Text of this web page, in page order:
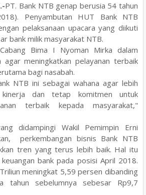
PT. Bank NTB genap berusia 54 tahun
Penyambutan HUT Bank NTB
pelaksanaan upacara yang diikuti
bank milik masyarakat NTB.
Bima I Nyoman Mirka dalam
agar meningkatkan pelayanan terbaik
bagi nasabah.
NTB ini sebagai wahana agar lebih
kinerja dan tetap komitmen untuk
terbaik kepada masyarakat,"
didampingi Wakil Pemimpin Erni
perkembangan bisnis Bank NTB
tren yang terus lebih baik. Hal itu
bank pada posisi April 2018.
meningkat 5,59 persen dibanding
tahun sebelumnya sebesar Rp9,7